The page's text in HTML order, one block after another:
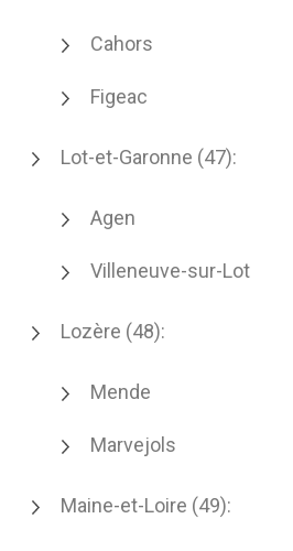
Cahors
Figeac
Lot-et-Garonne (47):
Agen
Villeneuve-sur-Lot
Lozère (48):
Mende
Marvejols
Maine-et-Loire (49):